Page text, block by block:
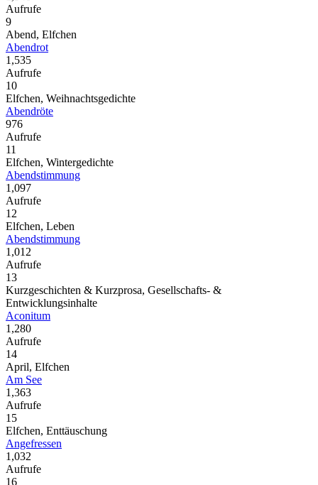
Aufrufe
9
Abend, Elfchen
Abendrot
1,535
Aufrufe
10
Elfchen, Weihnachtsgedichte
Abendröte
976
Aufrufe
11
Elfchen, Wintergedichte
Abendstimmung
1,097
Aufrufe
12
Elfchen, Leben
Abendstimmung
1,012
Aufrufe
13
Kurzgeschichten & Kurzprosa, Gesellschafts- &
Entwicklungsinhalte
Aconitum
1,280
Aufrufe
14
April, Elfchen
Am See
1,363
Aufrufe
15
Elfchen, Enttäuschung
Angefressen
1,032
Aufrufe
16